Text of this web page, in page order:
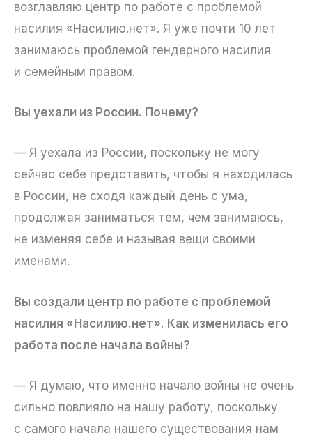
возглавляю центр по работе с проблемой
насилия «Насилию.нет». Я уже почти 10 лет
занимаюсь проблемой гендерного насилия
и семейным правом.
Вы уехали из России. Почему?
— Я уехала из России, поскольку не могу
сейчас себе представить, чтобы я находилась
в России, не сходя каждый день с ума,
продолжая заниматься тем, чем занимаюсь,
не изменяя себе и называя вещи своими
именами.
Вы создали центр по работе с проблемой
насилия «Насилию.нет». Как изменилась его
работа после начала войны?
— Я думаю, что именно начало войны не очень
сильно повлияло на нашу работу, поскольку
с самого начала нашего существования нам